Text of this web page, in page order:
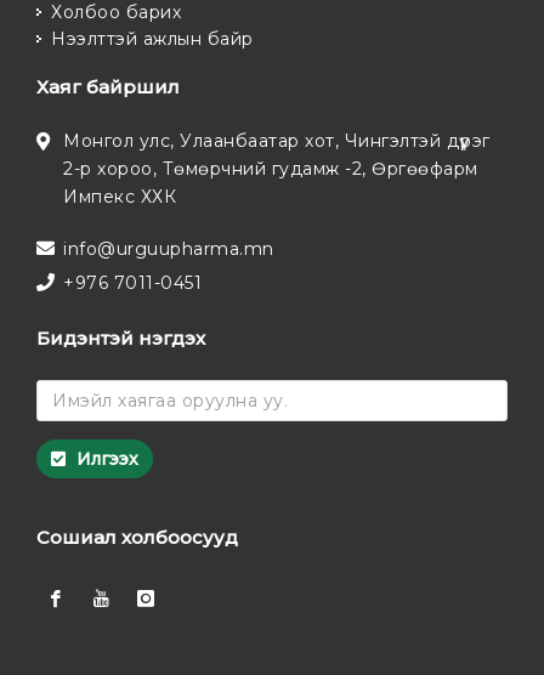
Холбоо барих
Нээлттэй ажлын байр
Хаяг байршил
Монгол улс, Улаанбаатар хот, Чингэлтэй дүүрэг
2-р хороо, Төмөрчний гудамж -2, Өргөөфарм
Импекс ХХК
info@urguupharma.mn
+976 7011-0451
Бидэнтэй нэгдэх
Илгээх
Сошиал холбоосууд